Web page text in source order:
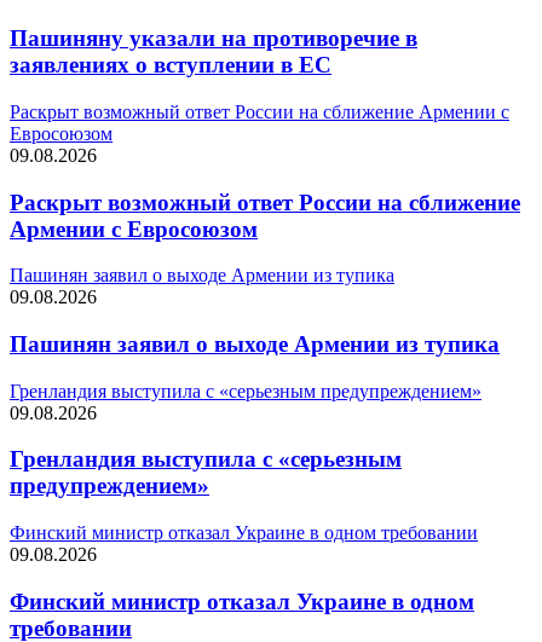
Пашиняну указали на противоречие в
заявлениях о вступлении в ЕС
Раскрыт возможный ответ России на сближение Армении с
Евросоюзом
09.08.2026
Раскрыт возможный ответ России на сближение
Армении с Евросоюзом
Пашинян заявил о выходе Армении из тупика
09.08.2026
Пашинян заявил о выходе Армении из тупика
Гренландия выступила с «серьезным предупреждением»
09.08.2026
Гренландия выступила с «серьезным
предупреждением»
Финский министр отказал Украине в одном требовании
09.08.2026
Финский министр отказал Украине в одном
требовании